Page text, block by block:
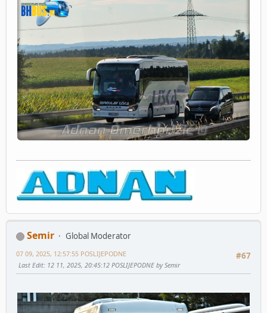
Semir
Global Moderator
#67
07 09, 2025, 12:57:55 POSLIJEPODNE
Last Edit: 12 11, 2025, 20:45:12 POSLIJEPODNE by Semir